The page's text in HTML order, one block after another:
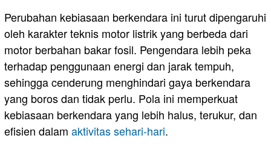
Perubahan kebiasaan berkendara ini turut dipengaruhi
oleh karakter teknis motor listrik yang berbeda dari
motor berbahan bakar fosil. Pengendara lebih peka
terhadap penggunaan energi dan jarak tempuh,
sehingga cenderung menghindari gaya berkendara
yang boros dan tidak perlu. Pola ini memperkuat
kebiasaan berkendara yang lebih halus, terukur, dan
efisien dalam aktivitas sehari-hari.